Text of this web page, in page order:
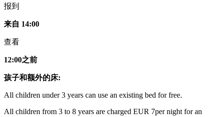
报到
来自 14:00
查看
12:00之前
孩子和额外的床:
All children under 3 years can use an existing bed for free.
All children from 3 to 8 years are charged EUR 7per night for an